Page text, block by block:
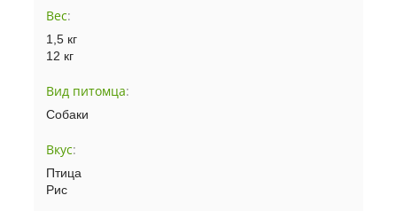
Вес:
1,5 кг
12 кг
Вид питомца:
Собаки
Вкус:
Птица
Рис